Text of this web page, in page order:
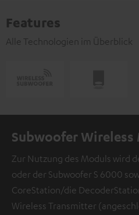
Features
Alle Technologien im Überblick
Subwoofer Wireless
Zur Nutzung des Moduls wird
oder der Subwoofer S 6000
CoreStation/die
Wireless Transmitter